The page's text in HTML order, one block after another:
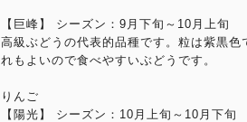
【巨峰】 シーズン：9月下旬～10月上旬
高級ぶどうの代表的品種です。粒は紫黒
れもよいので食べやすいぶどうです。
りんご
【陽光】 シーズン：10月上旬～10月下旬